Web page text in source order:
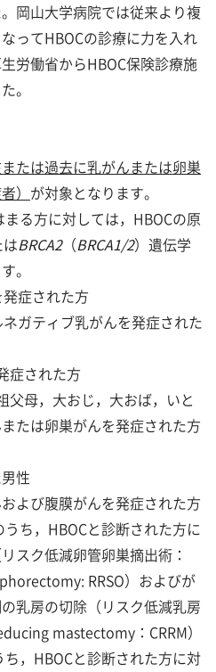
岡山大学病院では従来より複
ってHBOCの診療に力を入れ
労働省からHBOC保険診療施
。
たは過去に乳がんまたは卵巣
） が対象となります。
る方に対しては，HBOCの原
はBRCA2（BRCA1/2）遺伝学
。
症された方
ガティブ乳がんを発症された
された方
母，大おじ，大おば，いと
たは卵巣がんを発症された方
性
び腹膜がんを発症された方
ち，HBOCと診断された方に
スク低減卵管卵巣摘出術：
RRSO）およびが
乳房の切除（リスク低減乳房
mastectomy：CRRM）
，HBOCと診断された方に対